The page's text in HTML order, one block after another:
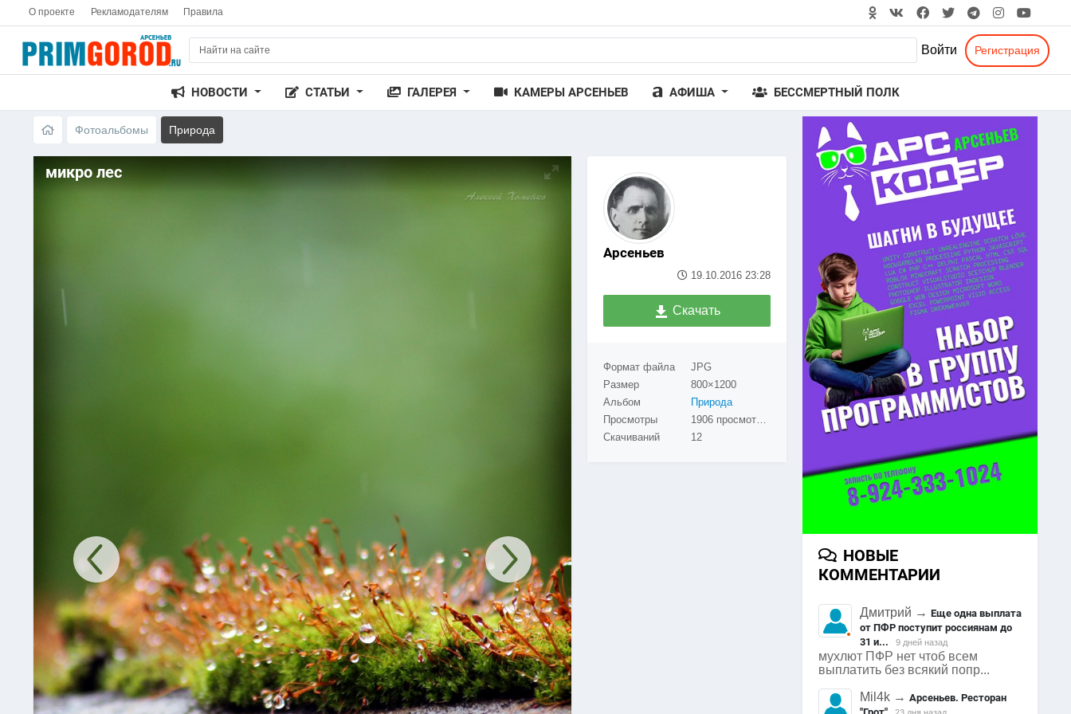
О проекте Рекламодателям Правила
Войти Регистрация
НОВОСТИ СТАТЬИ ГАЛЕРЕЯ КАМЕРЫ АРСЕНЬЕВ АФИША БЕССМЕРТНЫЙ ПОЛК
Фотоальбомы Природа
микро лес
Арсеньев
19.10.2016 23:28
Скачать
Формат файла
JPG
Размер
800×1200
Альбом
Природа
Просмотры
1906 просмотров
Скачиваний
12
НОВЫЕ
КОММЕНТАРИИ
Дмитрий →Еще одна выплата
от ПФР поступит россиянам до
31 и...
9 дней назад
мухлют ПФР нет чтоб всем
выплатить без всякий попр...
Mil4k →Арсеньев. Ресторан